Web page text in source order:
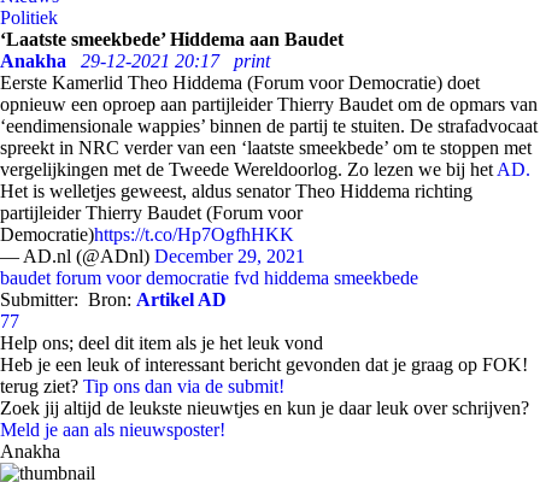
Politiek
‘Laatste smeekbede’ Hiddema aan Baudet
Anakha
29-12-2021 20:17
print
Eerste Kamerlid Theo Hiddema (Forum voor Democratie) doet
opnieuw een oproep aan partijleider Thierry Baudet om de opmars van
‘eendimensionale wappies’ binnen de partij te stuiten. De strafadvocaat
spreekt in NRC verder van een ‘laatste smeekbede’ om te stoppen met
vergelijkingen met de Tweede Wereldoorlog. Zo lezen we bij het AD.
Het is welletjes geweest, aldus senator Theo Hiddema richting
partijleider Thierry Baudet (Forum voor
Democratie)https://t.co/Hp7OgfhHKK
— AD.nl (@ADnl) December 29, 2021
baudet forum voor democratie fvd hiddema smeekbede
Submitter: Bron: Artikel AD
77
Help ons; deel dit item als je het leuk vond
Heb je een leuk of interessant bericht gevonden dat je graag op FOK!
terug ziet? Tip ons dan via de submit!
Zoek jij altijd de leukste nieuwtjes en kun je daar leuk over schrijven?
Meld je aan als nieuwsposter!
Anakha